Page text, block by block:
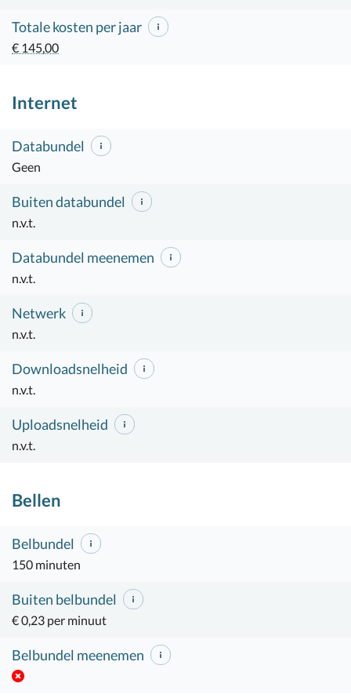
Totale kosten per jaar
€ 145,00
Internet
Databundel
Geen
Buiten databundel
n.v.t.
Databundel meenemen
n.v.t.
Netwerk
n.v.t.
Downloadsnelheid
n.v.t.
Uploadsnelheid
n.v.t.
Bellen
Belbundel
150 minuten
Buiten belbundel
€ 0,23 per minuut
Belbundel meenemen